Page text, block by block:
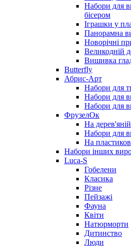
Набори для
бісером
Іграшки у
Панорамна
Новорічні
Великодній
Вишивка
Butterfly
Абрис-Арт
Набори для
Набори для
Набори для
ФрузелОк
На
Набори для
На
Набори інших
Luca-S
Гобелени
Класика
Різне
Пейзажі
Фауна
Квіти
Натюрморти
Дитинство
Люди